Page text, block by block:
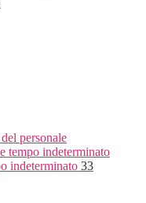
personale
tempo indeterminato
indeterminato 33